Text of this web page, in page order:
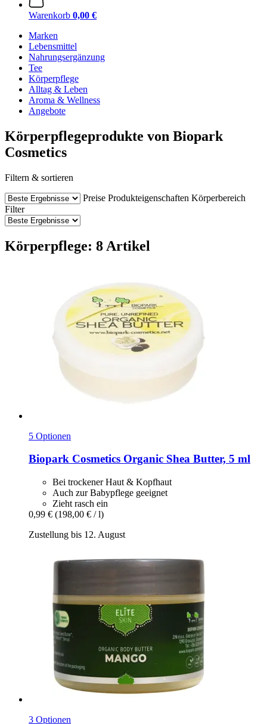
Warenkorb 0,00 €
Marken
Lebensmittel
Nahrungsergänzung
Tee
Körperpflege
Alltag & Leben
Aroma & Wellness
Angebote
Körperpflegeprodukte von Biopark
Cosmetics
Filtern & sortieren
Preise Produkteigenschaften Körperbereich
Filter
Körperpflege: 8 Artikel
5 Optionen
Biopark Cosmetics Organic Shea Butter, 5 ml
Bei trockener Haut & Kopfhaut
Auch zur Babypflege geeignet
Zieht rasch ein
0,99 € (198,00 € / l)
Zustellung bis 12. August
3 Optionen